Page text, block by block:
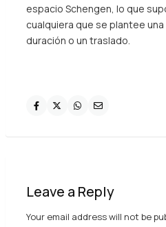
espacio Schengen, lo que
cualquiera que se plantee
duración o un traslado.
Leave a Reply
Your email address will not be